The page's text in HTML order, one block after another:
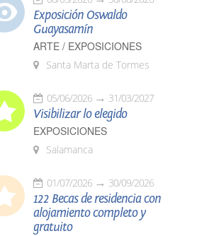
Exposición Oswaldo
Guayasamín
ARTE / EXPOSICIONES
Santa Marta de Tormes
05/06/2026 31/03/2027
Visibilizar lo elegido
EXPOSICIONES
Salamanca
01/07/2026 30/09/2026
122 Becas de residencia con
alojamiento completo y
gratuito